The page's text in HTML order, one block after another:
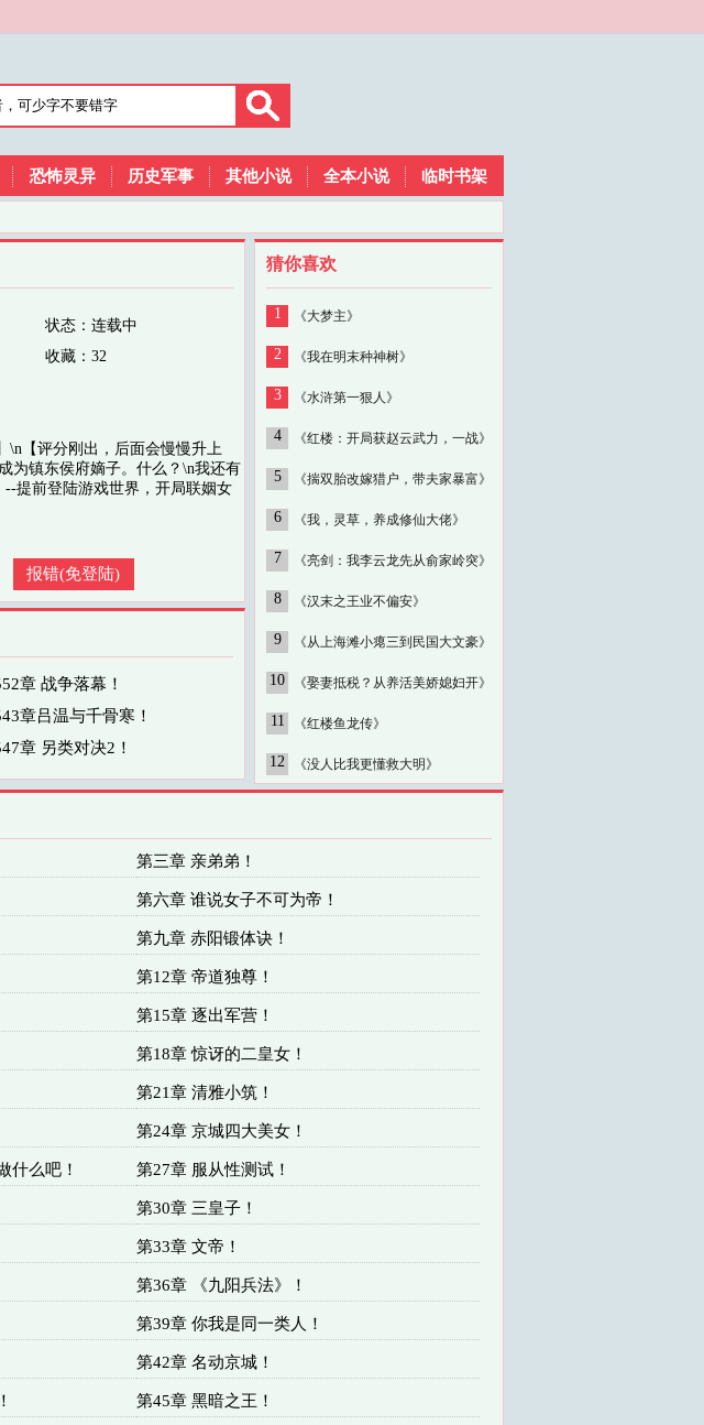
恐怖灵异 历史军事 其他小说 全本小说 临时书架
状态：连载中
收藏：32
\n【评分刚出，后面会慢慢升上
为镇东侯府嫡子。什么？\n我还有
提前登陆游戏世界，开局联姻女
报错(免登陆)
猜你喜欢
1 《大梦主》
2 《我在明末种神树》
3 《水浒第一狠人》
4 《红楼：开局获赵云武力，一战》
5 《揣双胎改嫁猎户，带夫家暴富》
6 《我，灵草，养成修仙大佬》
7 《亮剑：我李云龙先从俞家岭突》
8 《汉末之王业不偏安》
9 《从上海滩小瘪三到民国大文豪》
10 《娶妻抵税？从养活美娇媳妇开》
11 《红楼鱼龙传》
12 《没人比我更懂救大明》
章 战争落幕！
章吕温与千骨寒！
章 另类对决2！
第三章 亲弟弟！
第六章 谁说女子不可为帝！
第九章 赤阳锻体诀！
第12章 帝道独尊！
第15章 逐出军营！
第18章 惊讶的二皇女！
第21章 清雅小筑！
第24章 京城四大美女！
什么吧！ 第27章 服从性测试！
第30章 三皇子！
第33章 文帝！
第36章 《九阳兵法》！
第39章 你我是同一类人！
第42章 名动京城！
第45章 黑暗之王！